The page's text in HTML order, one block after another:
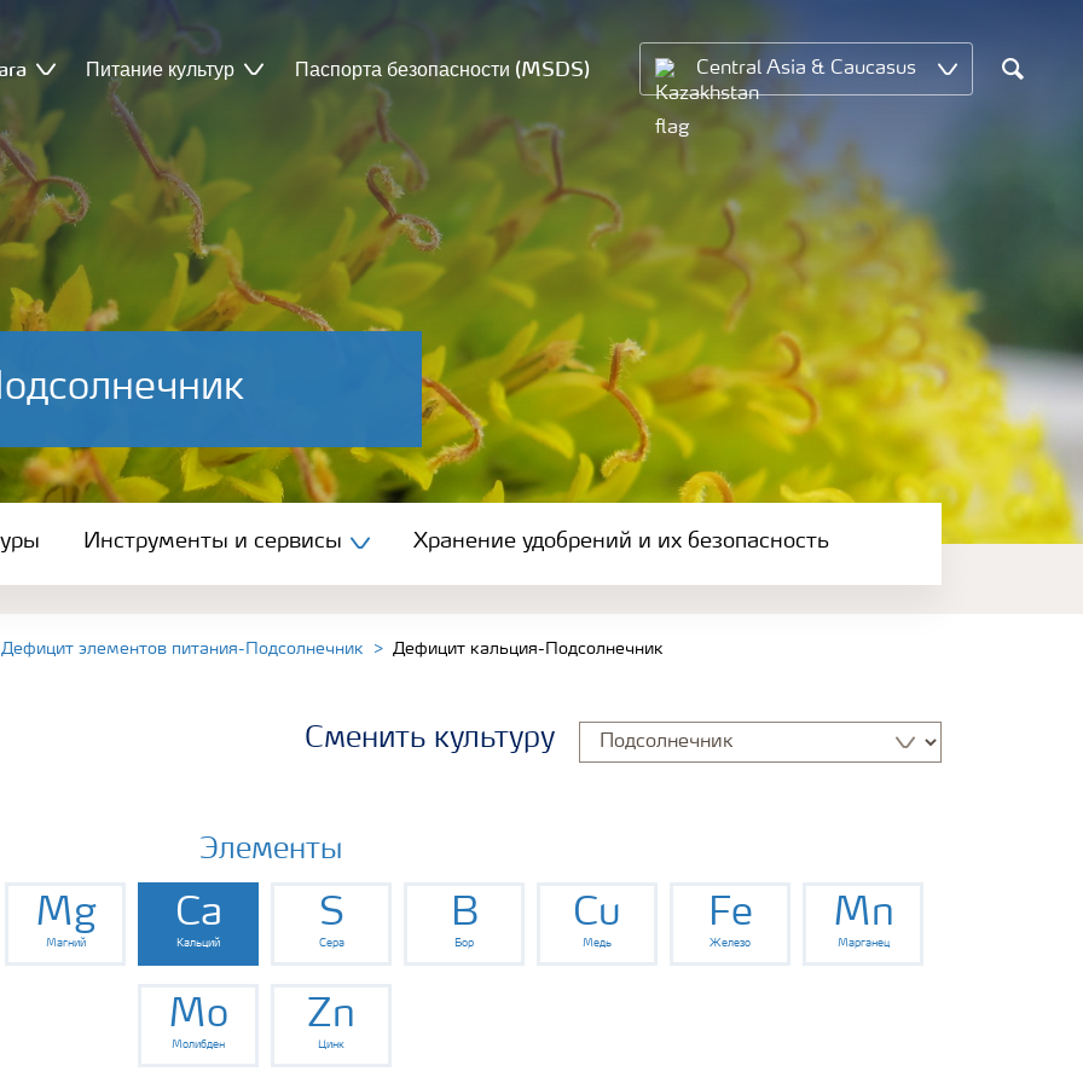
Питание культур Паспорта безопасности (MSDS) Central Asia & Caucasus
Инструменты и сервисы Хранение удобрений и их безопасность
Дефицит элементов питания-Подсолнечник Дефицит кальция-Подсолнечник
Сменить культуру
Элементы
Mg
Магний
Ca
Кальций
S
Сера
B
Бор
Cu
Медь
Fe
Железо
Mn
Марганец
Mo
Молибден
Zn
Цинк